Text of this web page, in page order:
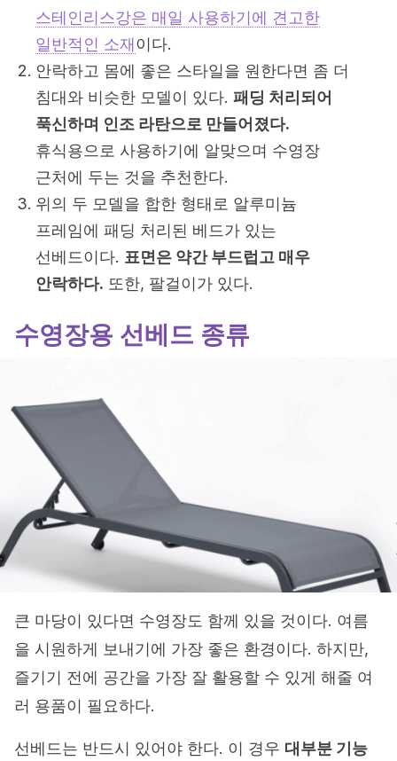
스테인리스강은 매일 사용하기에 견고한
일반적인 소재이다.
안락하고 몸에 좋은 스타일을 원한다면 좀 더
침대와 비슷한 모델이 있다. 패딩 처리되어
푹신하며 인조 라탄으로 만들어졌다.
휴식용으로 사용하기에 알맞으며 수영장
근처에 두는 것을 추천한다.
위의 두 모델을 합한 형태로 알루미늄
프레임에 패딩 처리된 베드가 있는
선베드이다. 표면은 약간 부드럽고 매우
안락하다. 또한, 팔걸이가 있다.
수영장용 선베드 종류
큰 마당이 있다면 수영장도 함께 있을 것이다. 여름
을 시원하게 보내기에 가장 좋은 환경이다. 하지만,
즐기기 전에 공간을 가장 잘 활용할 수 있게 해줄 여
러 용품이 필요하다.
선베드는 반드시 있어야 한다. 이 경우 대부분 기능